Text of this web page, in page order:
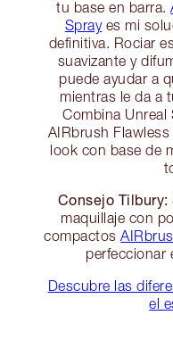
tu base en barra.
Sprayes mi
definitiva. Rociar
suavizante y
puede ayudar a
mientras le da a
Combina Unreal
AIRbrush
look con base de
Consejo Tilbury:
maquillaje con
compactos
perfeccionar
Descubre las
el